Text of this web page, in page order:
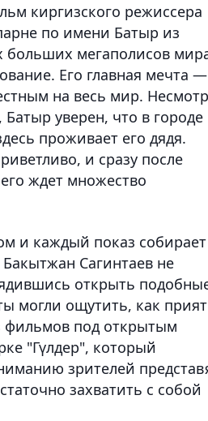
киргизского режиссера
по имени Батыр из
больших мегаполисов
Его главная мечта —
на весь мир.
уверен, что в городе
проживает его дядя.
и сразу после
ждет множество
и каждый показ собирает
Сагинтаев не
открыть
могли ощутить, как
фильмов под открытым
"Гүлдер", который
зрителей
захватить с собой